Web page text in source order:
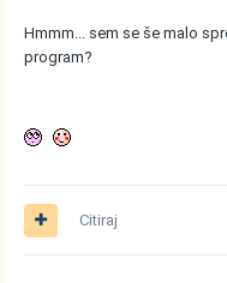
Hmmm... sem se še malo
program?
Citiraj